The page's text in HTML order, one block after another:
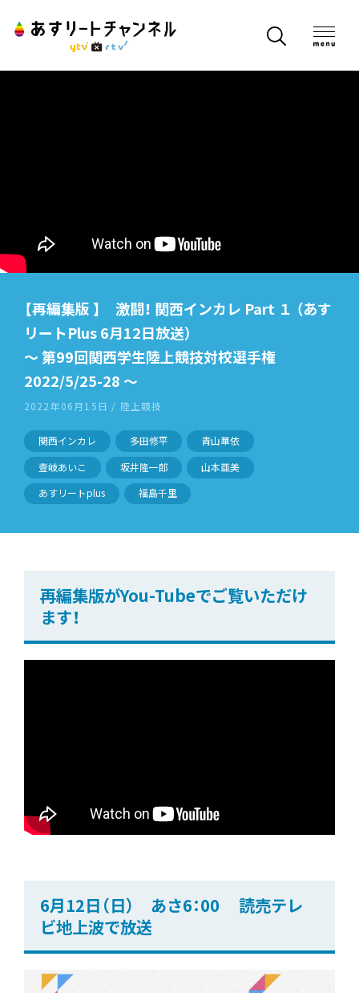
【再編集版 】 激闘！ 関西インカレ Part １ （あす
リートPlus 6月12日放送）
〜 第99回関西学生陸上競技対校選手権
2022/5/25-28 〜
2022年06月15日 / 陸上競技
関西インカレ 多田修平
青山華依
壹岐あいこ
坂井隆一郎
山本亜美
あすリートplus
福島千里
再編集版がYou-Tubeでご覧いただけ
ます！
6月12日（日） あさ6：00 読売テレ
ビ地上波で放送